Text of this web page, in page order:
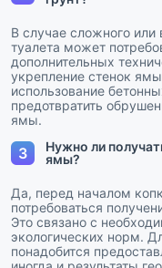
В случае сложного
туалета может
дополнительных
укрепление стенок
использование
предотвратить
ямы.
3
Нужно ли
ямы?
Да, перед началом
потребоваться
Это связано с
экологических норм.
понадобится